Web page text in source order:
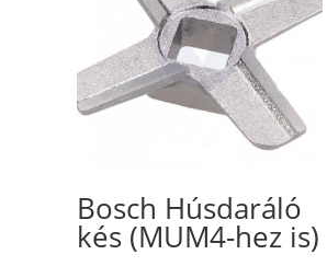
Bosch Húsdaráló
kés (MUM4-hez is)